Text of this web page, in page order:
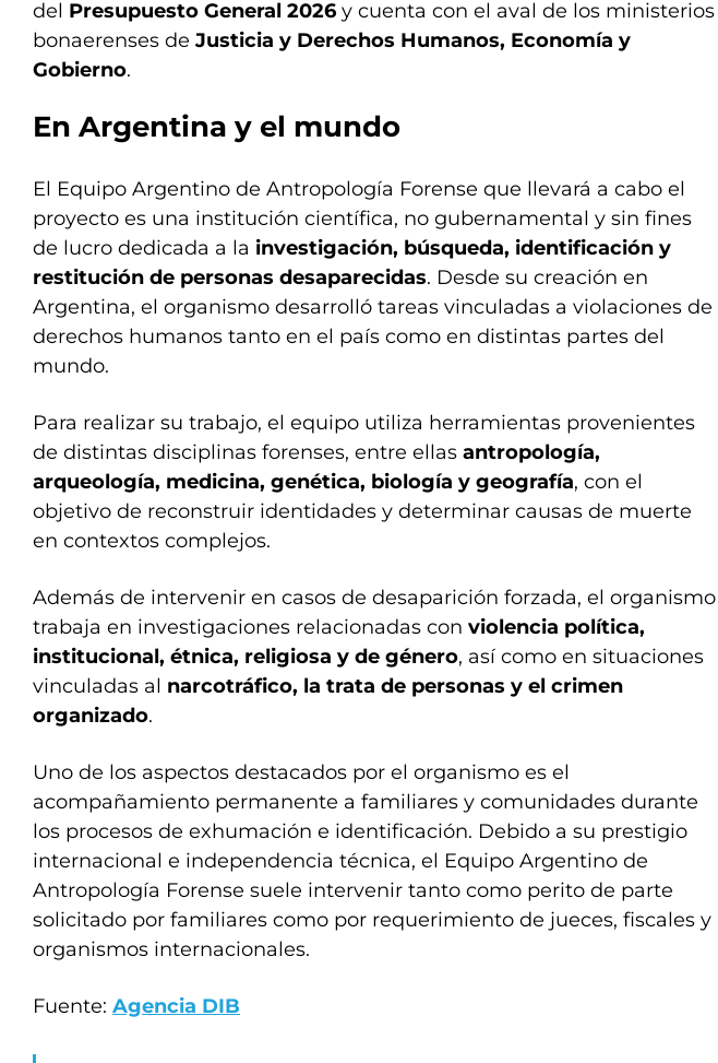
del Presupuesto General 2026 y cuenta con el aval de los ministerios
bonaerenses de Justicia y Derechos Humanos, Economía y
Gobierno.
En Argentina y el mundo
El Equipo Argentino de Antropología Forense que llevará a cabo el
proyecto es una institución científica, no gubernamental y sin fines
de lucro dedicada a la investigación, búsqueda, identificación y
restitución de personas desaparecidas. Desde su creación en
Argentina, el organismo desarrolló tareas vinculadas a violaciones de
derechos humanos tanto en el país como en distintas partes del
mundo.
Para realizar su trabajo, el equipo utiliza herramientas provenientes
de distintas disciplinas forenses, entre ellas antropología,
arqueología, medicina, genética, biología y geografía, con el
objetivo de reconstruir identidades y determinar causas de muerte
en contextos complejos.
Además de intervenir en casos de desaparición forzada, el organismo
trabaja en investigaciones relacionadas con violencia política,
institucional, étnica, religiosa y de género, así como en situaciones
vinculadas al narcotráfico, la trata de personas y el crimen
organizado.
Uno de los aspectos destacados por el organismo es el
acompañamiento permanente a familiares y comunidades durante
los procesos de exhumación e identificación. Debido a su prestigio
internacional e independencia técnica, el Equipo Argentino de
Antropología Forense suele intervenir tanto como perito de parte
solicitado por familiares como por requerimiento de jueces, fiscales y
organismos internacionales.
Fuente: Agencia DIB